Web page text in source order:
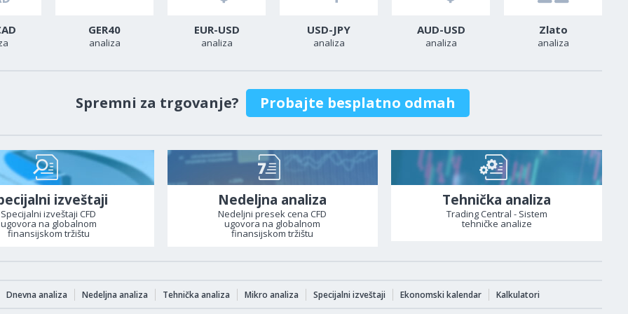
GER40
analiza
EUR-USD
analiza
USD-JPY
analiza
AUD-USD
analiza
Zlato
analiza
Spremni za trgovanje? Probajte besplatno odmah
izveštaji
Specijalni izveštaji CFD
ugovora na globalnom
finansijskom tržištu
Nedeljna analiza
Nedeljni presek cena CFD
ugovora na globalnom
finansijskom tržištu
Tehnička analiza
Trading Central - Sistem
tehničke analize
Dnevna analiza Nedeljna analiza Tehnička analiza Mikro analiza Specijalni izveštaji Ekonomski kalendar Kalkulatori